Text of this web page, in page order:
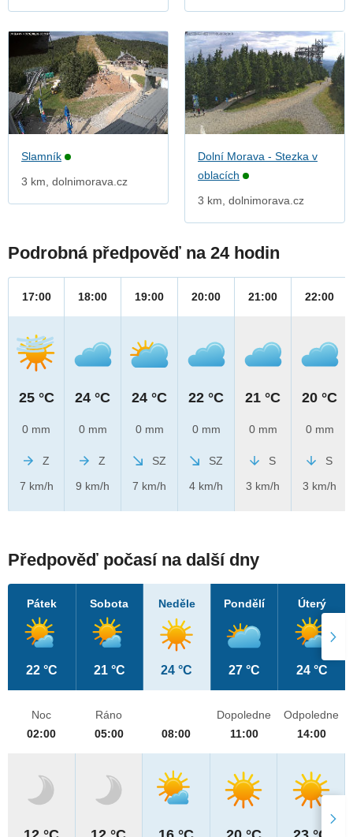
Slamník
3 km, dolnimorava.cz
Dolní Morava - Stezka v
oblacích
3 km, dolnimorava.cz
Podrobná předpověď na 24 hodin
17:00
25 °C
0 mm
Z
7 km/h
18:00
24 °C
0 mm
Z
9 km/h
19:00
24 °C
0 mm
SZ
7 km/h
20:00
22 °C
0 mm
SZ
4 km/h
21:00
21 °C
0 mm
S
3 km/h
22:00
20 °C
0 mm
S
3 km/h
Předpověď počasí na další dny
Pátek
22 °C
Sobota
21 °C
Neděle
24 °C
Pondělí
27 °C
Úterý
24 °C
Noc
02:00
Ráno
05:00
08:00
Dopoledne
11:00
Odpoledne
14:00